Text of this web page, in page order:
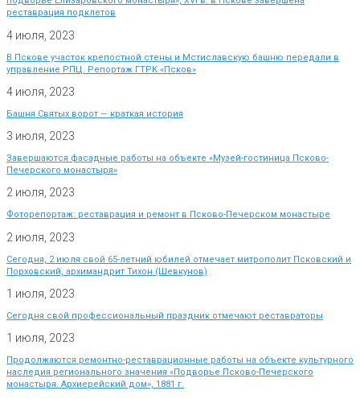
реставрация подклетов
4 июля, 2023
В Пскове участок крепостной стены и Мстиславскую башню передали в
управление РПЦ. Репортаж ГТРК «Псков»
4 июля, 2023
Башня Святых ворот — краткая история
3 июля, 2023
Завершаются фасадные работы на объекте «Музей-гостиница Псково-
Печерского монастыря»
2 июля, 2023
Фоторепортаж: реставрация и ремонт в Псково-Печерском монастыре
2 июля, 2023
Сегодня, 2 июля свой 65-летний юбилей отмечает митрополит Псковский и
Порховский, архимандрит Тихон (Шевкунов)
1 июля, 2023
Сегодня свой профессиональный праздник отмечают реставраторы
1 июля, 2023
Продолжаются ремонтно-реставрационные работы на объекте культурного
наследия регионального значения «Подворье Псково-Печерского
монастыря. Архиерейский дом», 1881 г.